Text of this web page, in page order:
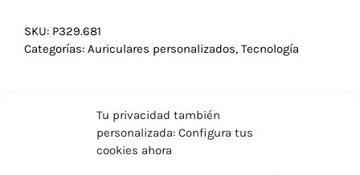
Tu privacidad también
personalizada: Configura tus
cookies ahora
SKU: P329.681
Categorías: Auriculares personalizados, Tecnología